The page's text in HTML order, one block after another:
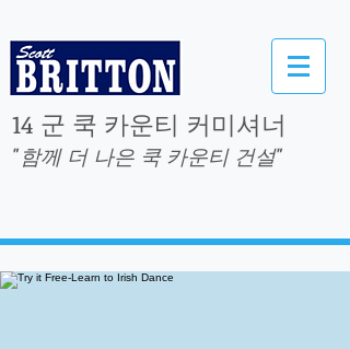
14 군 쿡 카운티 커미셔너
"함께 더 나은 쿡 카운티 건설"